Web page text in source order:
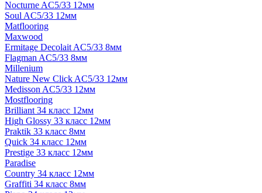
Nocturne AC5/33 12мм
Soul AC5/33 12мм
Matflooring
Maxwood
Ermitage Decolait AC5/33 8мм
Flagman AC5/33 8мм
Millenium
Nature New Click AC5/33 12мм
Medisson AC5/33 12мм
Mostflooring
Brilliant 34 класс 12мм
High Glossy 33 класс 12мм
Praktik 33 класс 8мм
Quick 34 класс 12мм
Prestige 33 класс 12мм
Paradise
Country 34 класс 12мм
Graffiti 34 класс 8мм